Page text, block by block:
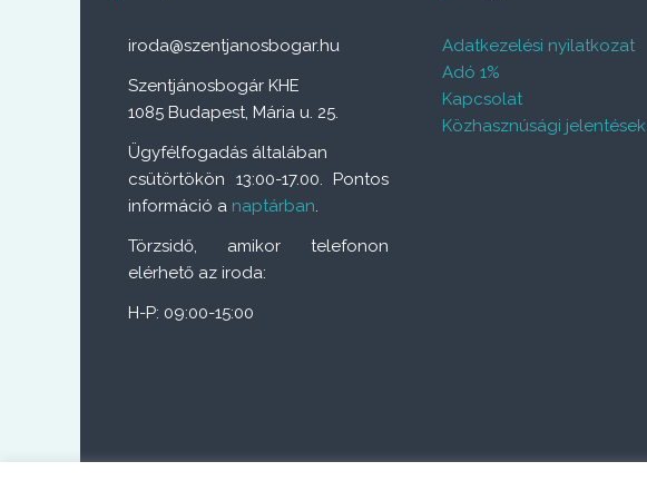
iroda@szentjanosbogar.hu
Szentjánosbogár KHE
1085 Budapest, Mária u. 25.
Ügyfélfogadás általában
csütörtökön 13:00-17.00. Pontos
információ a naptárban.
Törzsidő, amikor telefonon
elérhető az iroda:
H-P: 09:00-15:00
Adatkezelési nyilatkozat
Adó 1%
Kapcsolat
Közhasznúsági jelentések